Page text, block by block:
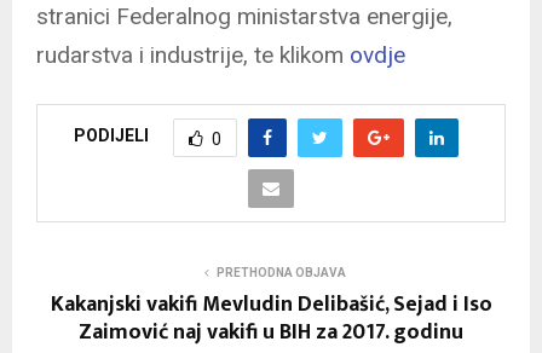
stranici Federalnog ministarstva energije,
rudarstva i industrije, te klikom ovdje
PODIJELI 0
PRETHODNA OBJAVA
Kakanjski vakifi Mevludin Delibašić, Sejad i Iso
Zaimović naj vakifi u BIH za 2017. godinu